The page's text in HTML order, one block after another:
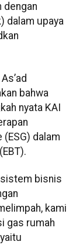
dengan
dalam upaya
bahwa
nyata KAI
(ESG) dalam
bisnis
kami
gas rumah